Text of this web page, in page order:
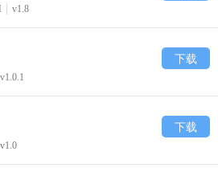
v1.8
v1.0.1
下载
v1.0
下载